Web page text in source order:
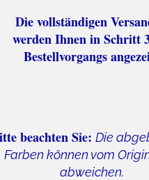
Die vollständigen
werden Ihnen in Schritt
Bestellvorgangs
beachten Sie: Die
Farben können vom
abweichen.